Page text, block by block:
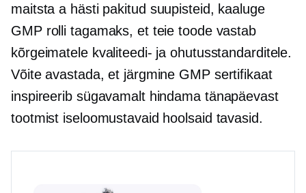
maitsta a hästi pakitud suupisteid, kaaluge
GMP rolli tagamaks, et teie toode vastab
kõrgeimatele kvaliteedi- ja ohutusstandarditele.
Võite avastada, et järgmine GMP sertifikaat
inspireerib sügavamalt hindama tänapäevast
tootmist iseloomustavaid hoolsaid tavasid.